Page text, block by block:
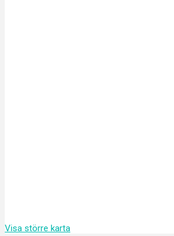
Visa större karta